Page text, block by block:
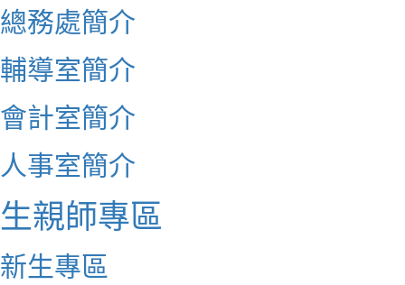
總務處簡介
輔導室簡介
會計室簡介
人事室簡介
生親師專區
新生專區